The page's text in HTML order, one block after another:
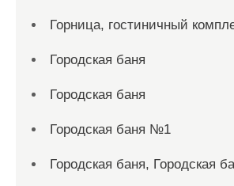
Горница, гостиничный
Городская баня
Городская баня
Городская баня №1
Городская баня, Городская